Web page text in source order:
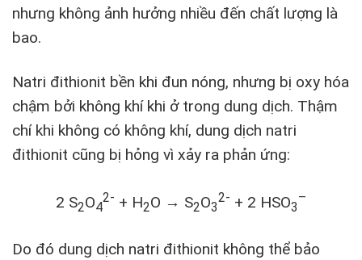
nhưng không ảnh hưởng nhiều đến chất lượng là
bao.
Natri đithionit bền khi đun nóng, nhưng bị oxy hóa
chậm bởi không khí khi ở trong dung dịch. Thậm
chí khi không có không khí, dung dịch natri
đithionit cũng bị hỏng vì xảy ra phản ứng:
2 S2O4
2- + H2O → S2O3
2- + 2 HSO3
–
Do đó dung dịch natri đithionit không thể bảo